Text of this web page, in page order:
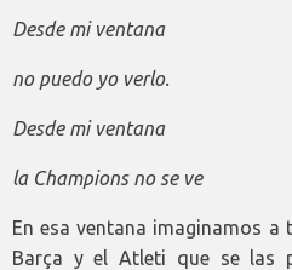
Desde mi ventana
no puedo yo verlo.
Desde mi ventana
la Champions no se ve
En esa ventana imaginamos
Barça y el Atleti que se las